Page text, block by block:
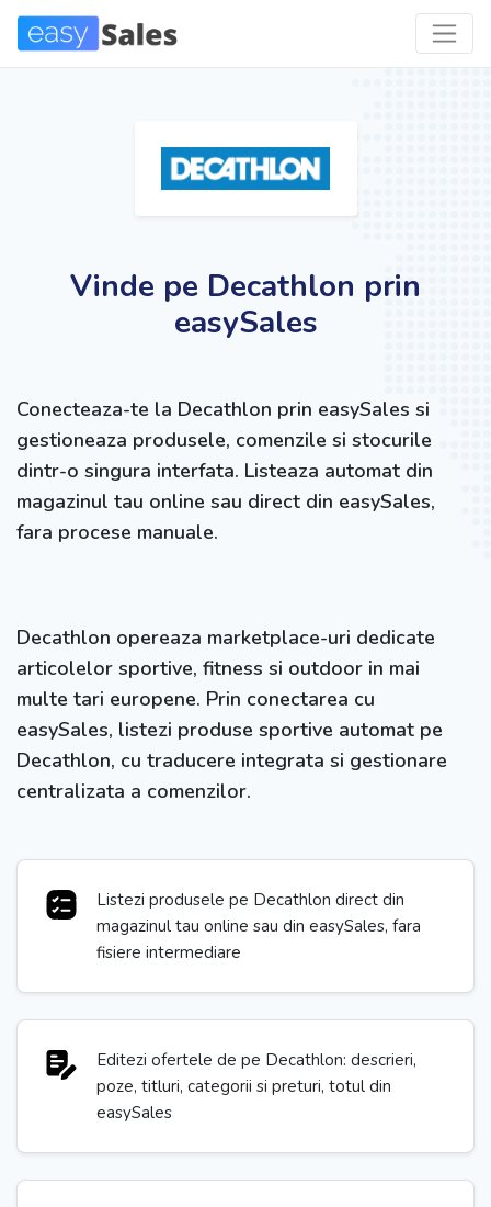
Vinde pe Decathlon prin
easySales
Conecteaza-te la Decathlon prin easySales si
gestioneaza produsele, comenzile si stocurile
dintr-o singura interfata. Listeaza automat din
magazinul tau online sau direct din easySales,
fara procese manuale.
Decathlon opereaza marketplace-uri dedicate
articolelor sportive, fitness si outdoor in mai
multe tari europene. Prin conectarea cu
easySales, listezi produse sportive automat pe
Decathlon, cu traducere integrata si gestionare
centralizata a comenzilor.
Listezi produsele pe Decathlon direct din
magazinul tau online sau din easySales, fara
fisiere intermediare
Editezi ofertele de pe Decathlon: descrieri,
poze, titluri, categorii si preturi, totul din
easySales